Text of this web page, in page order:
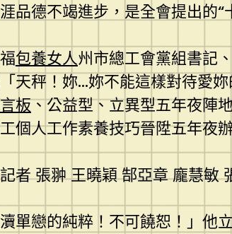
品德不竭進步，是全會提出的
包養女人州市總工會黨組書記
天秤！妳…妳不能這樣對待愛
板、公益型、立異型五年夜陣
個人工作素養技巧晉陞五年夜
者 張翀 王曉穎 郜亞章 龐慧敏
瀆單戀的純粹！不可饒恕！」他